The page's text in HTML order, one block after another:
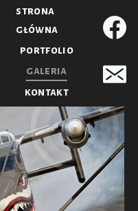
strona
główna
portfolio
galeria
kontakt